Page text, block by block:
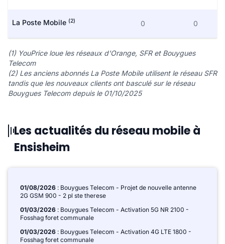
La Poste Mobile (2) 0 0
(1) YouPrice loue les réseaux d'Orange, SFR et Bouygues
Telecom
(2) Les anciens abonnés La Poste Mobile utilisent le réseau SFR
tandis que les nouveaux clients ont basculé sur le réseau
Bouygues Telecom depuis le 01/10/2025
Les actualités du réseau mobile à
Ensisheim
01/08/2026 : Bouygues Telecom - Projet de nouvelle antenne
2G GSM 900 - 2 pl ste therese
01/03/2026 : Bouygues Telecom - Activation 5G NR 2100 -
Fosshag foret communale
01/03/2026 : Bouygues Telecom - Activation 4G LTE 1800 -
Fosshag foret communale